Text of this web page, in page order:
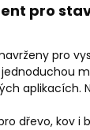
pro
pro
aplikacích.
dřevo, kov i